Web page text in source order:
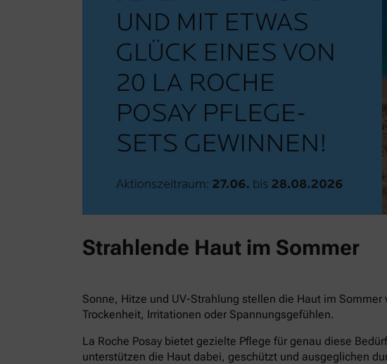
Strahlende Haut im Sommer
Sonne, Hitze und UV-Strahlung stellen die Haut im
Trockenheit, Irritationen oder Spannungsgefühlen.
La Roche Posay bietet gezielte Pflege für genau diese
unterstützen die Haut dabei, geschützt und ausgeglichen